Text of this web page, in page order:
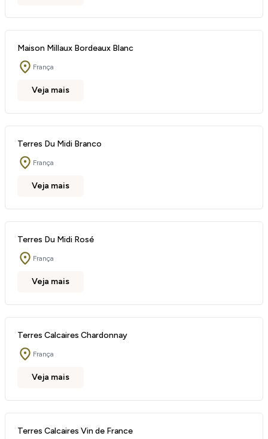
Maison Millaux Bordeaux Blanc
França
Veja mais
Terres Du Midi Branco
França
Veja mais
Terres Du Midi Rosé
França
Veja mais
Terres Calcaires Chardonnay
França
Veja mais
Terres Calcaires Vin de France